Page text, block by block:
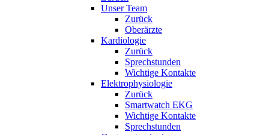
Unser Team
Zurück
Oberärzte
Kardiologie
Zurück
Sprechstunden
Wichtige Kontakte
Elektrophysiologie
Zurück
Smartwatch EKG
Wichtige Kontakte
Sprechstunden